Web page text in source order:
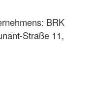
BRK
Straße 11,